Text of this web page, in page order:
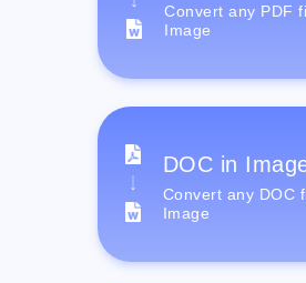
Convert any PDF
Image
DOC in
Convert any DOC
Image